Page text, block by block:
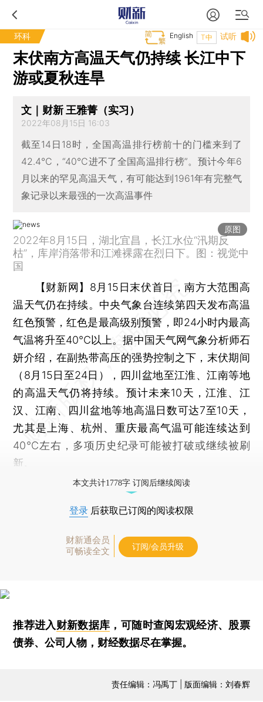
环科 试听
T中
English
末伏南方高温天气仍持续 长江中下
游或夏秋连旱
文｜财新 王雅菁（实习）
2022年08月15日 16:03
截至14日18时，全国高温排行榜前十的门槛来到了
42.4℃，“40℃进不了全国高温排行榜”。预计今年6
月以来的罕见高温天气，有可能达到1961年有完整气
象记录以来最强的一次高温事件
原图
2022年8月15日，湖北宜昌，长江水位“汛期反
枯”，库岸消落带和江滩裸露在烈日下。图：视觉中
国
【财新网】 8月15日末伏首日，南方大范围高
温天气仍在持续。中央气象台连续第四天发布高温
红色预警，红色是最高级别预警，即24小时内最高
气温将升至40℃以上。据中国天气网气象分析师石
妍介绍，在副热带高压的强势控制之下，末伏期间
（8月15日至24日），四川盆地至江淮、江南等地
的高温天气仍将持续。预计未来10天，江淮、江
汉、江南、四川盆地等地高温日数可达7至10天，
尤其是上海、杭州、重庆最高气温可能连续达到
40℃左右，多项历史纪录可能被打破或继续被刷
新。
本文共计1778字 订阅后继续阅读
登录 后获取已订阅的阅读权限
财新通会员
可畅读全文
订阅/会员升级
推荐进入财新数据库 ，可随时查阅宏观经济、股票
债券、公司人物，财经数据尽在掌握。
责任编辑：冯禹丁 | 版面编辑：刘春辉